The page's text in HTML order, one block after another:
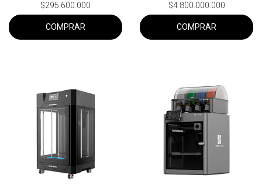
$295.600.000
COMPRAR
$4.800.000.000
COMPRAR